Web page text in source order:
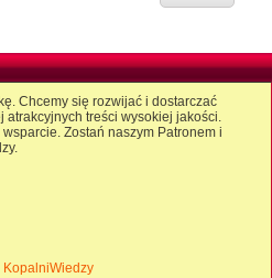
Chcemy się rozwijać i dostarczać
atrakcyjnych treści wysokiej jakości.
Zostań naszym Patronem i
KopalniWiedzy